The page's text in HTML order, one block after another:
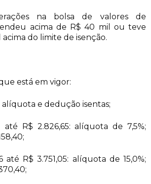
na bolsa de valores de
acima de R$ 40 mil ou teve
do limite de isenção.
está em vigor:
alíquota e dedução isentas;
até R$ 2.826,65: alíquota de 7,5%;
até R$ 3.751,05: alíquota de 15,0%;